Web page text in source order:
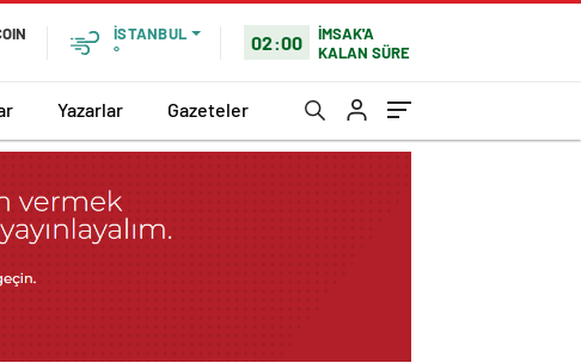
İSTANBUL
°
02:00
İMSAK'A
KALAN SÜRE
Yazarlar Gazeteler